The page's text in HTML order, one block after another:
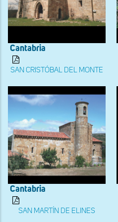
Cantabria
SAN CRISTÓBAL DEL MONTE
Cantabria
SAN MARTÍN DE ELINES